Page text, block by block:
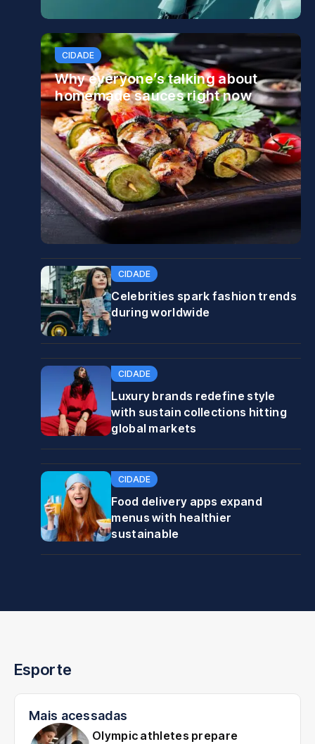
CIDADE
Why everyone’s talking about
homemade sauces right now
CIDADE
Celebrities spark fashion trends
during worldwide
CIDADE
Luxury brands redefine style
with sustain collections hitting
global markets
CIDADE
Food delivery apps expand
menus with healthier
sustainable
Esporte
Mais acessadas
Olympic athletes prepare